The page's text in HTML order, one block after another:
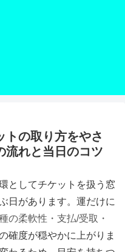
トの取り方をやさ
流れと当日のコツ
としてチケットを扱う窓
日があります。運だけに
の柔軟性・支払/受取・
確度が穏やかに上がりま